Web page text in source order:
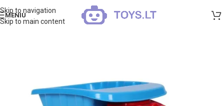
Skip to navigation
Skip to main content
MENIU